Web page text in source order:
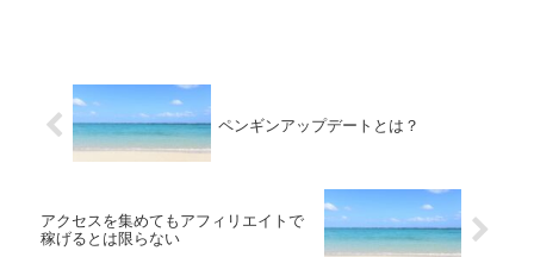
ペンギンアップデートとは？
アクセスを集めてもアフィリエイトで
稼げるとは限らない